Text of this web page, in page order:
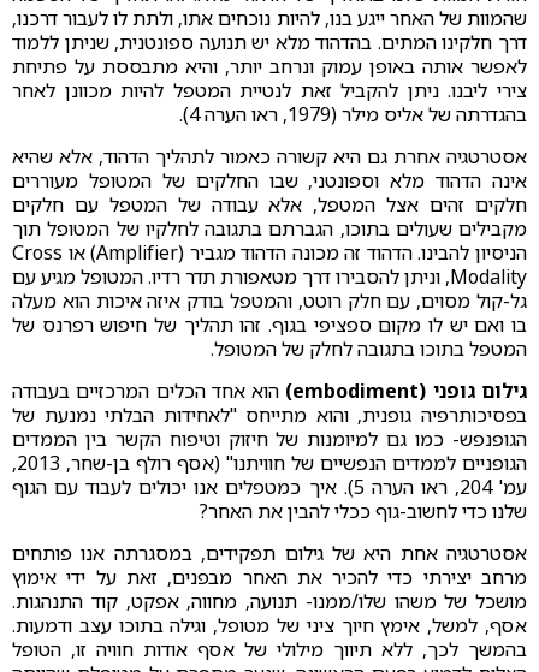
שהמוות של האחר ייגע בנו, להיות נוכחים אתו, ולתת לו לעבור דרכנו,
דרך חלקינו המתים. בהדהוד מלא יש תנועה ספונטנית, שניתן ללמוד
לאפשר אותה באופן עמוק ונרחב יותר, והיא מתבססת על פתיחת
צירי ליבנו. ניתן להקביל זאת לנטיית המטפל להיות מכוונן לאחר
בהגדרתה של אליס מילר (1979, ראו הערה 4).
אסטרטגיה אחרת גם היא קשורה כאמור לתהליך הדהוד, אלא שהיא
אינה הדהוד מלא וספונטני, שבו החלקים של המטופל מעוררים
חלקים זהים אצל המטפל, אלא עבודה של המטפל עם חלקים
מקבילים שעולים בתוכו, הגברתם בתגובה לחלקיו של המטופל תוך
הניסיון להבינו. הדהוד זה מכונה הדהוד מגביר (Amplifier) או Cross
Modality, וניתן להסבירו דרך מטאפורת תדר רדיו. המטופל מגיע עם
גל-קול מסוים, עם חלק רוטט, והמטפל בודק איזה איכות הוא מעלה
בו ואם יש לו מקום ספציפי בגוף. זהו תהליך של חיפוש רפרנס של
המטפל בתוכו בתגובה לחלק של המטופל.
גילום גופני (embodiment)
הוא אחד הכלים המרכזיים בעבודה
בפסיכותרפיה גופנית, והוא מתייחס "לאחידות הבלתי נמנעת של
הגופנפש- כמו גם למיומנות של חיזוק וטיפוח הקשר בין הממדים
הגופניים לממדים הנפשיים של חוויתנו" (אסף רולף בן-שחר, 2013,
עמ' 204, ראו הערה 5). איך כמטפלים אנו יכולים לעבוד עם הגוף
שלנו כדי לחשוב-גוף ככלי להבין את האחר?
אסטרטגיה אחת היא של גילום תפקידים, במסגרתה אנו פותחים
מרחב יצירתי כדי להכיר את האחר מבפנים, זאת על ידי אימוץ
מושכל של משהו שלו/ממנו- תנועה, מחווה, אפקט, קוד התנהגות.
אסף, למשל, אימץ חיוך ציני של מטופל, וגילה בתוכו עצב ודמעות.
בהמשך לכך, ללא תיווך מילולי של אסף אודות חוויה זו, הטופל